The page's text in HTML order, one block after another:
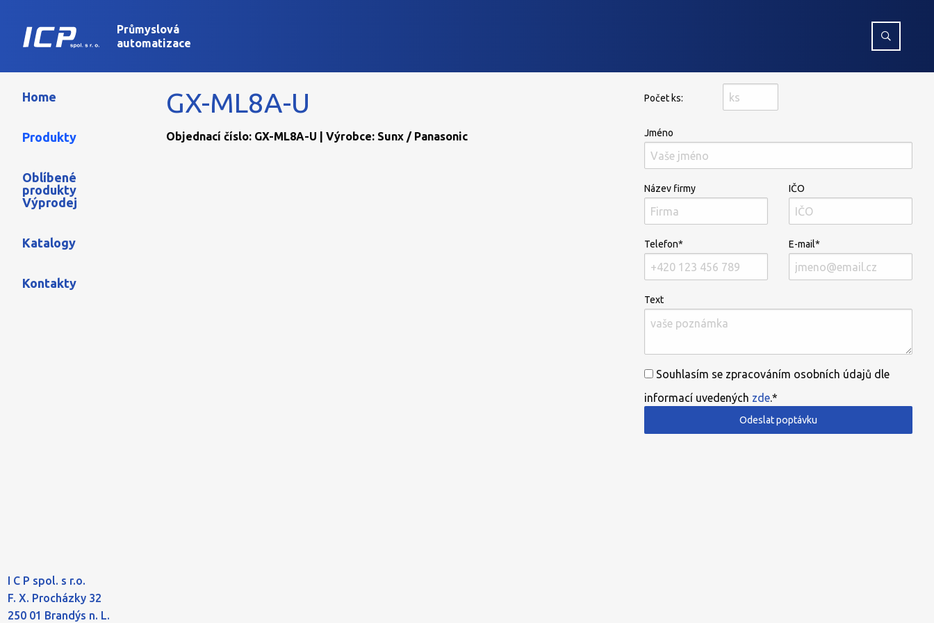
Průmyslová
automatizace
Home
Produkty
Oblíbené
produkty
Výprodej
Katalogy
Kontakty
I C P spol. s r.o.
F. X. Procházky 32
250 01 Brandýs n. L.
GX-ML8A-U
Objednací číslo: GX-ML8A-U | Výrobce: Sunx / Panasonic
Počet ks:
Jméno
Název firmy IČO
Telefon* E-mail*
Text
Souhlasím se zpracováním osobních údajů dle
informací uvedených zde.*